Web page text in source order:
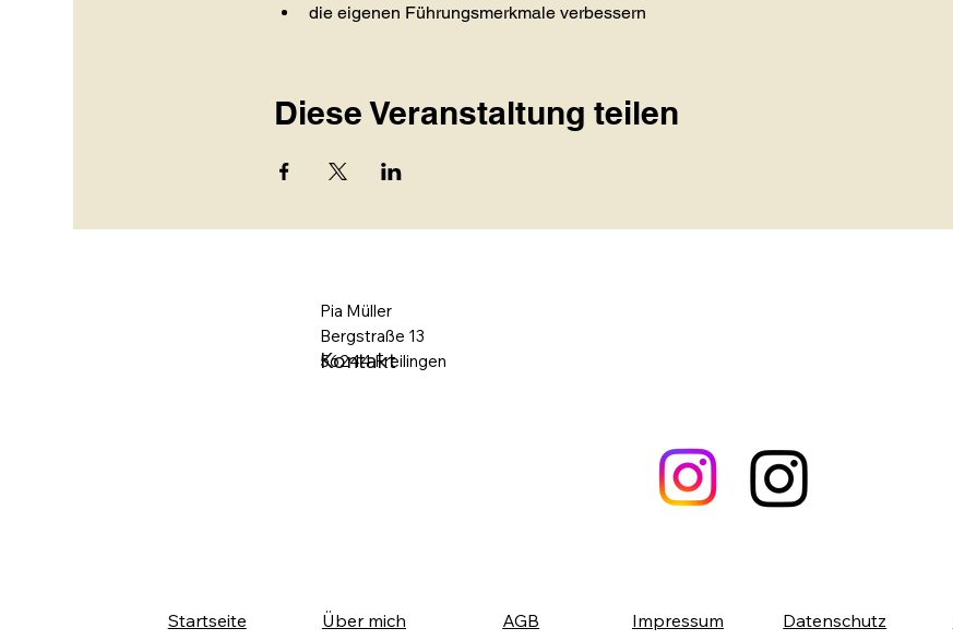
die eigenen Führungsmerkmale verbessern
Diese Veranstaltung teilen
Kontakt
Pia Müller
Bergstraße 13
56244 Freilingen
Startseite Über mich AGB Impressum Datenschutz